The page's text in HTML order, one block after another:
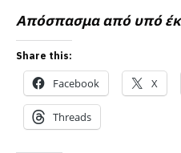
Απόσπασμα από υπό
Share this:
Facebook X
Threads